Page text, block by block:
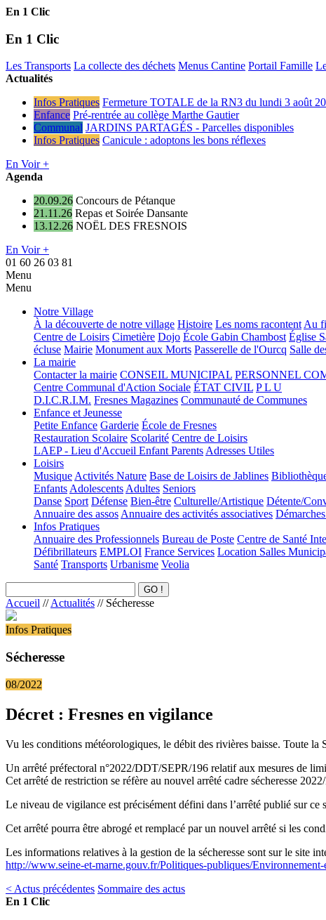
En 1 Clic
En 1 Clic
Les Transports La collecte des déchets Menus Cantine Portail Famille
Actualités
Infos Pratiques Fermeture TOTALE de la RN3 du lundi 3 août
Enfance Pré-rentrée au collège Marthe Gautier
Communal JARDINS PARTAGÉS - Parcelles disponibles
Infos Pratiques Canicule : adoptons les bons réflexes
En Voir +
Agenda
20.09.26 Concours de Pétanque
21.11.26 Repas et Soirée Dansante
13.12.26 NOËL DES FRESNOIS
En Voir +
01 60 26 03 81
Menu
Menu
Notre Village
À la découverte de notre village Histoire Les noms racontentAu
Centre de Loisirs Cimetière Dojo École Gabin Chambost Église
écluse Mairie Monument aux Morts Passerelle de l'Ourcq Salle
La mairie
Contacter la mairie CONSEIL MUNICIPAL PERSONNEL
Centre Communal d'Action Sociale ÉTAT CIVIL P L U
D.I.C.R.I.M. Fresnes Magazines Communauté de Communes
Enfance et Jeunesse
Petite Enfance Garderie École de Fresnes
Restauration Scolaire Scolarité Centre de Loisirs
LAEP - Lieu d'Accueil Enfant ParentsAdresses Utiles
Loisirs
MusiqueActivités Nature Base de Loisirs de Jablines
EnfantsAdolescentsAdultes Seniors
Danse Sport Défense Bien-être Culturelle/Artistique Détente/
Annuaire des assosAnnuaire des activités associatives
Infos Pratiques
Annuaire des Professionnels Bureau de Poste Centre de Santé
Défibrillateurs EMPLOI France Services Location Salles
Santé Transports Urbanisme Veolia
Accueil //Actualités // Sécheresse
Infos Pratiques
Sécheresse
08/2022
Décret : Fresnes en vigilance
Vu les conditions météorologiques, le débit des rivières baisse. Toute la
Un arrêté préfectoral n°2022/DDT/SEPR/196 relatif aux mesures de
Cet arrêté de restriction se réfère au nouvel arrêté cadre sécheresse
Le niveau de vigilance est précisément défini dans l’arrêté publié sur ce
Cet arrêté pourra être abrogé et remplacé par un nouvel arrêté si les
Les informations relatives à la gestion de la sécheresse sont sur le site
http://www.seine-et-marne.gouv.fr/Politiques-publiques/Environnement-
< Actus précédentes Sommaire des actus
En 1 Clic